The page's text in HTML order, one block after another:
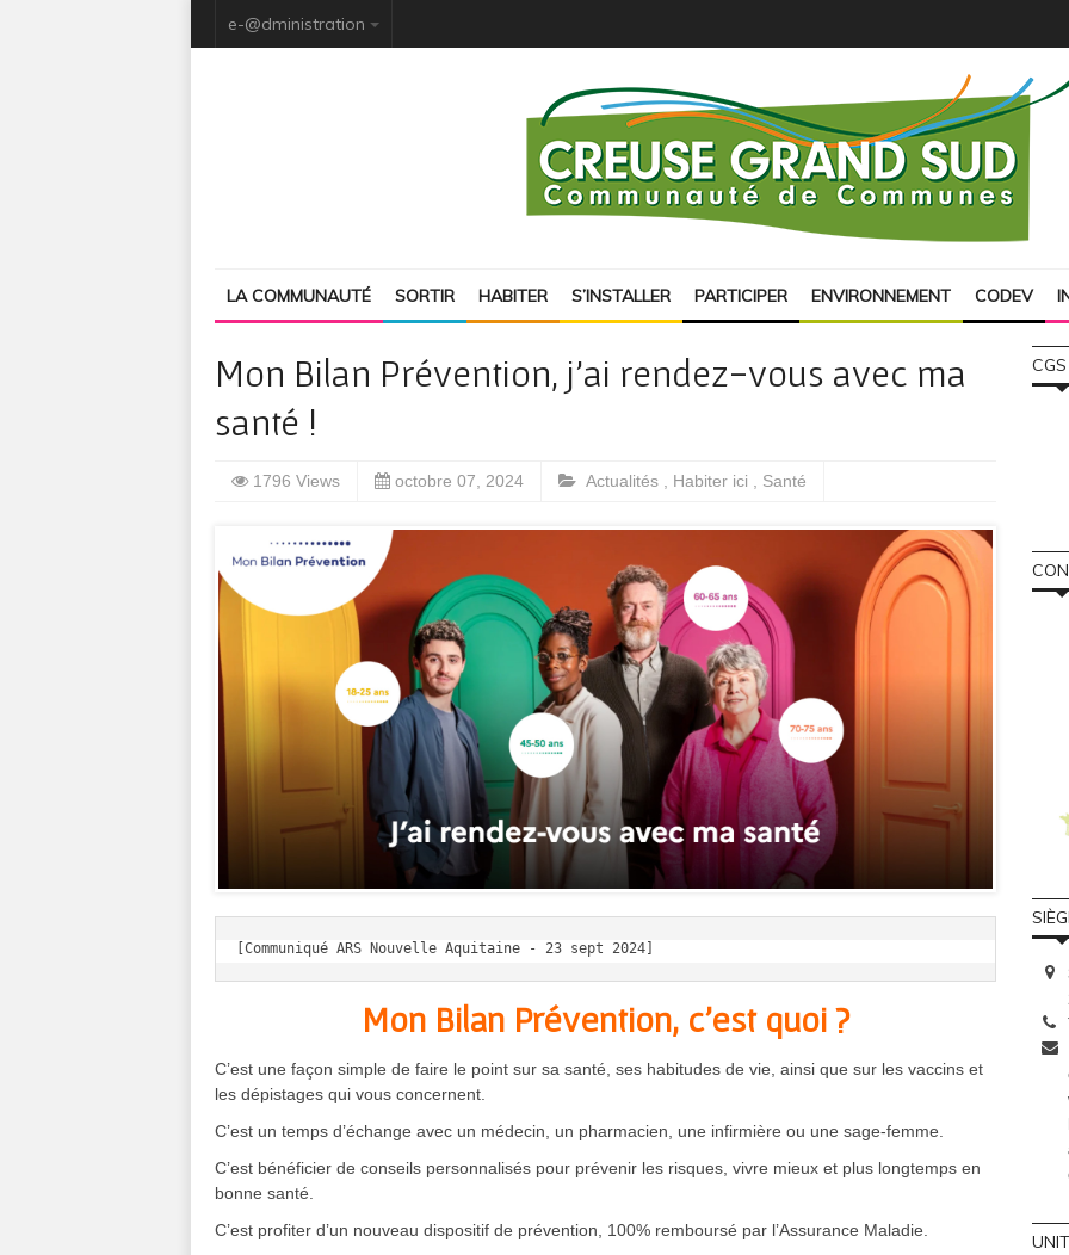
e-@dministration
LA COMMUNAUTÉ SORTIR HABITER S’INSTALLER PARTICIPER ENVIRONNEMENT CODEV
Mon Bilan Prévention, j’ai rendez-vous avec ma
santé !
1796 Views octobre 07, 2024 Actualités Habiter ici Santé
[Communiqué ARS Nouvelle Aquitaine - 23 sept 2024]
Mon Bilan Prévention, c’est quoi ?
C’est une façon simple de faire le point sur sa santé, ses habitudes de vie, ainsi que sur les vaccins et
les dépistages qui vous concernent.
C’est un temps d’échange avec un médecin, un pharmacien, une infirmière ou une sage-femme.
C’est bénéficier de conseils personnalisés pour prévenir les risques, vivre mieux et plus longtemps en
bonne santé.
C’est profiter d’un nouveau dispositif de prévention, 100% remboursé par l’Assurance Maladie.